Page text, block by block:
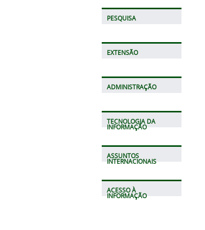
PESQUISA
EXTENSÃO
ADMINISTRAÇÃO
TECNOLOGIA DA
INFORMAÇÃO
ASSUNTOS
INTERNACIONAIS
ACESSO À
INFORMAÇÃO